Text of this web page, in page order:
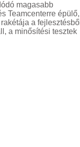
magasabb
Teamcenterre épülő,
a fejlesztésből
a minősítési tesztek